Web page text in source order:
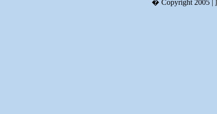
� Copyright 2005 |